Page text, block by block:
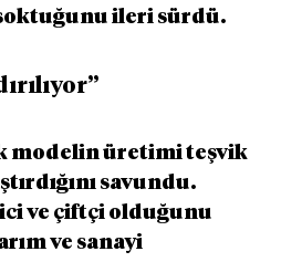
ileri sürdü.
modelin üretimi teşvik
savundu.
ve çiftçi olduğunu
ve sanayi